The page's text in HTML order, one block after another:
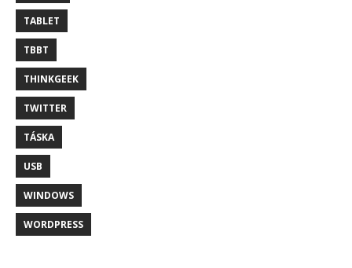
TABLET
TBBT
THINKGEEK
TWITTER
TÁSKA
USB
WINDOWS
WORDPRESS